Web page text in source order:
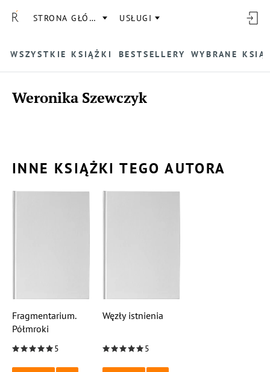
STRONA GŁÓWNA USŁUGI
WSZYSTKIE KSIĄŻKI BESTSELLERY WYBRANE
Weronika Szewczyk
INNE KSIĄŻKI TEGO AUTORA
Fragmentarium.
Półmroki
5
Węzły istnienia
5